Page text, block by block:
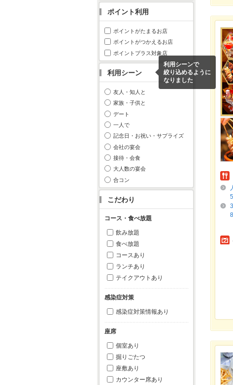
ポイント利用
ポイントがたまるお店
ポイントがつかえるお店
ポイントプラス対象店
利用シーン
利用シーンで
絞り込めるように
なりました
友人・知人と
家族・子供と
デート
一人で
記念日・お祝い・サプライズ
会社の宴会
接待・会食
大人数の宴会
合コン
こだわり
コース・食べ放題
飲み放題
食べ放題
コースあり
ランチあり
テイクアウトあり
感染症対策
感染症対策情報あり
座席
個室あり
掘りごたつ
座敷あり
カウンター席あり